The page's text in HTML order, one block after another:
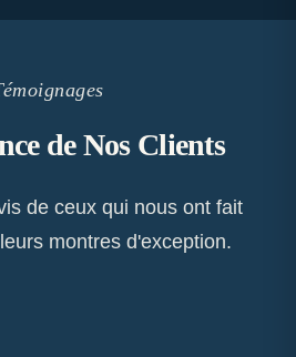
de Nos Clients
de ceux qui nous ont fait
montres d'exception.